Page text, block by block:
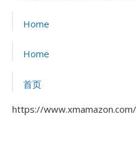
Home
Home
首页
https://www.xmamazon.com/